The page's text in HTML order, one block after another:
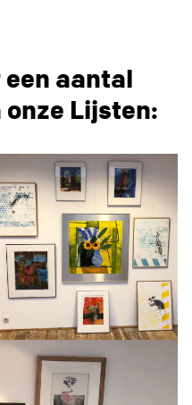
aantal
Lijsten: